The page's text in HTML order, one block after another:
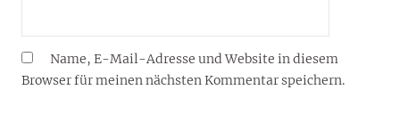
Name, E-Mail-Adresse und Website in diesem
Browser für meinen nächsten Kommentar speichern.